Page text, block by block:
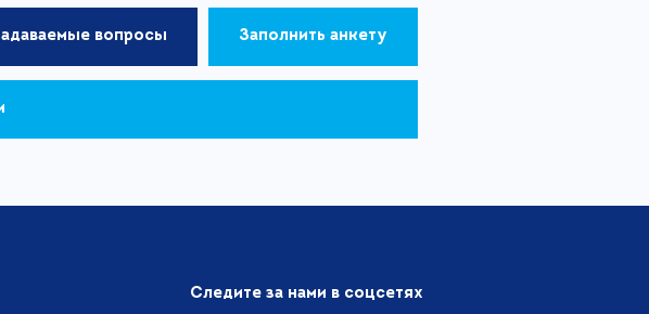
вопросы Заполнить анкету
Следите за нами в соцсетях